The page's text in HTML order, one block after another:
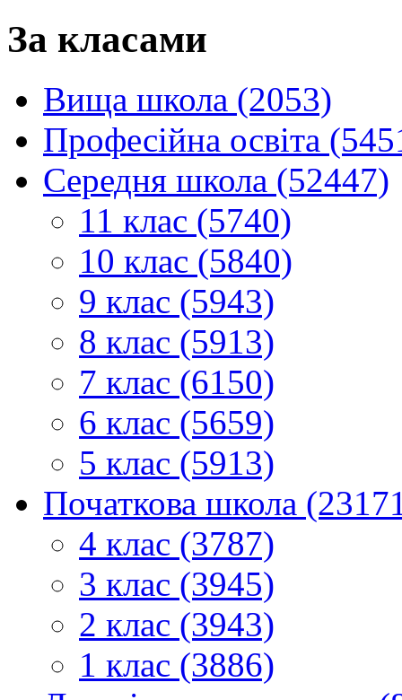
За класами
Вища школа (2053)
Професійна освіта
Середня школа (52447)
11 клас (5740)
10 клас (5840)
9 клас (5943)
8 клас (5913)
7 клас (6150)
6 клас (5659)
5 клас (5913)
Початкова школа
4 клас (3787)
3 клас (3945)
2 клас (3943)
1 клас (3886)